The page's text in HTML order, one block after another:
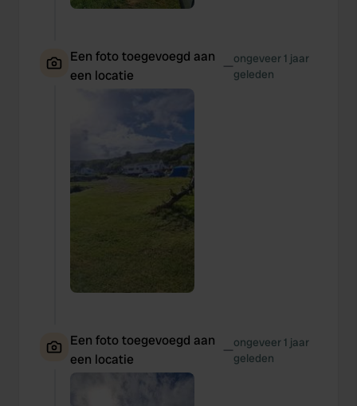
Een foto toegevoegd aan
een locatie
—ongeveer 1 jaar
geleden
Een foto toegevoegd aan
een locatie
—ongeveer 1 jaar
geleden